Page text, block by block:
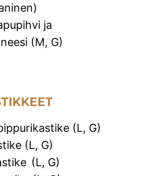
ja
(M, G)
(L, G)
(L, G)
(L, G)